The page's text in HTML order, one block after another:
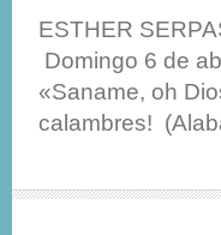
ESTHER
Domingo 6 de
«Saname, oh
calambres!